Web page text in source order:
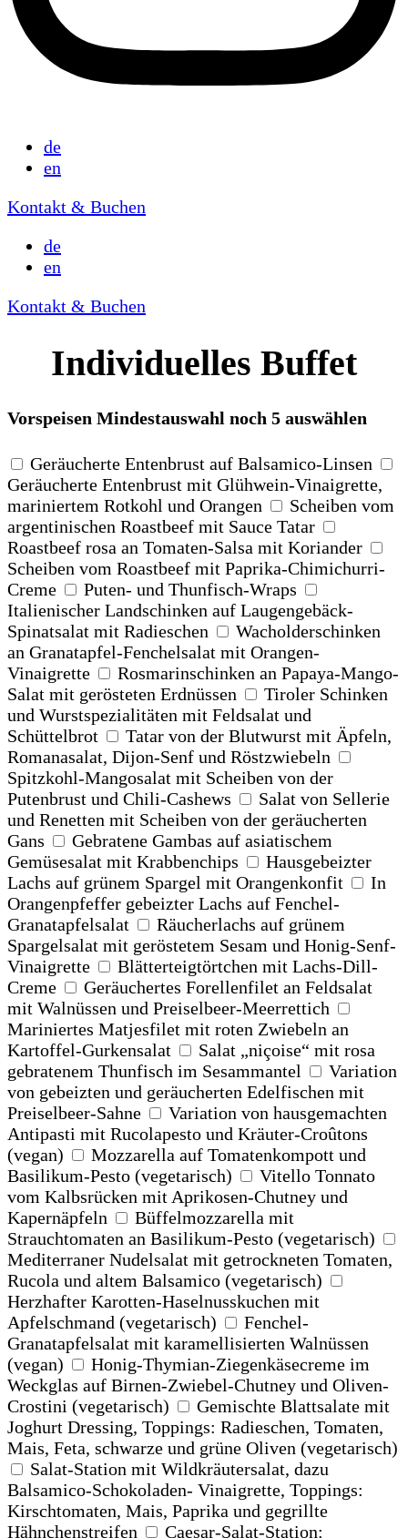
de
en
Kontakt & Buchen
de
en
Kontakt & Buchen
Individuelles Buffet
Vorspeisen Mindestauswahl noch 5 auswählen
Geräucherte Entenbrust auf Balsamico-Linsen
Geräucherte Entenbrust mit Glühwein-Vinaigrette,
mariniertem Rotkohl und Orangen
Scheiben vom
argentinischen Roastbeef mit Sauce Tatar
Roastbeef rosa an Tomaten-Salsa mit Koriander
Scheiben vom Roastbeef mit Paprika-Chimichurri-
Creme
Puten- und Thunfisch-Wraps
Italienischer Landschinken auf Laugengebäck-
Spinatsalat mit Radieschen
Wacholderschinken
an Granatapfel-Fenchelsalat mit Orangen-
Vinaigrette
Rosmarinschinken an Papaya-Mango-
Salat mit gerösteten Erdnüssen
Tiroler Schinken
und Wurstspezialitäten mit Feldsalat und
Schüttelbrot
Tatar von der Blutwurst mit Äpfeln,
Romanasalat, Dijon-Senf und Röstzwiebeln
Spitzkohl-Mangosalat mit Scheiben von der
Putenbrust und Chili-Cashews
Salat von Sellerie
und Renetten mit Scheiben von der geräucherten
Gans
Gebratene Gambas auf asiatischem
Gemüsesalat mit Krabbenchips
Hausgebeizter
Lachs auf grünem Spargel mit Orangenkonfit
In
Orangenpfeffer gebeizter Lachs auf Fenchel-
Granatapfelsalat
Räucherlachs auf grünem
Spargelsalat mit geröstetem Sesam und Honig-Senf-
Vinaigrette
Blätterteigtörtchen mit Lachs-Dill-
Creme
Geräuchertes Forellenfilet an Feldsalat
mit Walnüssen und Preiselbeer-Meerrettich
Mariniertes Matjesfilet mit roten Zwiebeln an
Kartoffel-Gurkensalat
Salat „niçoise“ mit rosa
gebratenem Thunfisch im Sesammantel
Variation
von gebeizten und geräucherten Edelfischen mit
Preiselbeer-Sahne
Variation von hausgemachten
Antipasti mit Rucolapesto und Kräuter-Croûtons
(vegan)
Mozzarella auf Tomatenkompott und
Basilikum-Pesto (vegetarisch)
Vitello Tonnato
vom Kalbsrücken mit Aprikosen-Chutney und
Kapernäpfeln
Büffelmozzarella mit
Strauchtomaten an Basilikum-Pesto (vegetarisch)
Mediterraner Nudelsalat mit getrockneten Tomaten,
Rucola und altem Balsamico (vegetarisch)
Herzhafter Karotten-Haselnusskuchen mit
Apfelschmand (vegetarisch)
Fenchel-
Granatapfelsalat mit karamellisierten Walnüssen
(vegan)
Honig-Thymian-Ziegenkäsecreme im
Weckglas auf Birnen-Zwiebel-Chutney und Oliven-
Crostini (vegetarisch)
Gemischte Blattsalate mit
Joghurt Dressing, Toppings: Radieschen, Tomaten,
Mais, Feta, schwarze und grüne Oliven (vegetarisch)
Salat-Station mit Wildkräutersalat, dazu
Balsamico-Schokoladen- Vinaigrette, Toppings:
Kirschtomaten, Mais, Paprika und gegrillte
Hähnchenstreifen
Caesar-Salat-Station: